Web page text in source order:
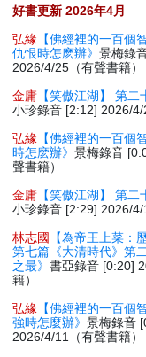
好書更新 2026年4月
弘緣 【佛經裡的一百個
仇恨時怎麽辦》景梅錄
2026/4/25（有聲書籍）
金庸 【笑傲江湖】 第
小珍錄音 [2:12] 2026/4/
弘緣 【佛經裡的一百個
時怎麽辦》景梅錄音
聲書籍）
金庸 【笑傲江湖】 第
小珍錄音 [2:29] 2026/4/
林志國
【為帝王上菜：
第七篇《大清時代》第
之最》書亞錄音 [0:20]
籍）
弘緣 【佛經裡的一百個
強時怎麼辦》景梅錄音
2026/4/11（有聲書籍）